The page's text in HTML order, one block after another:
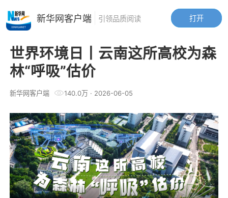
世界环境日丨云南这所高校为森
林“呼吸”估价
新华网客户端 140.0万· 2026-06-05
打开
新华网客户端 引领品质阅读